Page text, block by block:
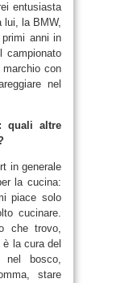
entusiasta
lui, la BMW,
anni in
campionato
con
nel
quali altre
in generale
la cucina:
piace solo
cucinare.
che trovo,
la cura del
nel bosco,
stare